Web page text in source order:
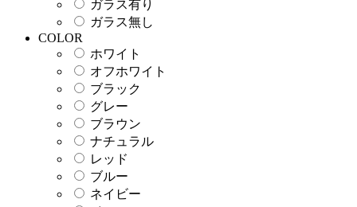
ガラス有り
ガラス無し
COLOR
ホワイト
オフホワイト
ブラック
グレー
ブラウン
ナチュラル
レッド
ブルー
ネイビー